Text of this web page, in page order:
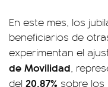
En este mes, los
beneficiarios de
experimentan el
de Movilidad,
del 20,87% sobre